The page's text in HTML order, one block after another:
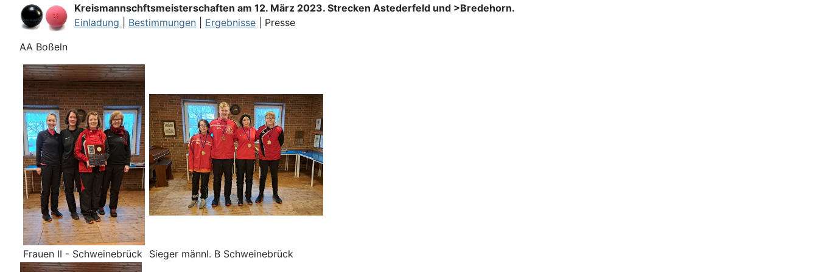
Kreismannschftsmeisterschaften am 12. März 2023. Strecken Astederfeld und >Bredehorn.
Einladung
Bestimmungen Ergebnisse | Presse
AA Boßeln
Frauen II - Schweinebrück Sieger männl. B Schweinebrück